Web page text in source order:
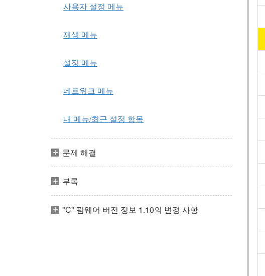
사용자 설정 메뉴
재생 메뉴
설정 메뉴
네트워크 메뉴
내 메뉴/최근 설정 항목
문제 해결
부록
"C" 펌웨어 버전 정보 1.10의 변경 사항